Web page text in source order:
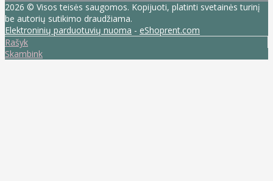
2026 © Visos teisės saugomos. Kopijuoti, platinti svetainės turinį
be autorių sutikimo draudžiama.
Elektroninių parduotuvių nuoma - eShoprent.com
Rašyk
Skambink